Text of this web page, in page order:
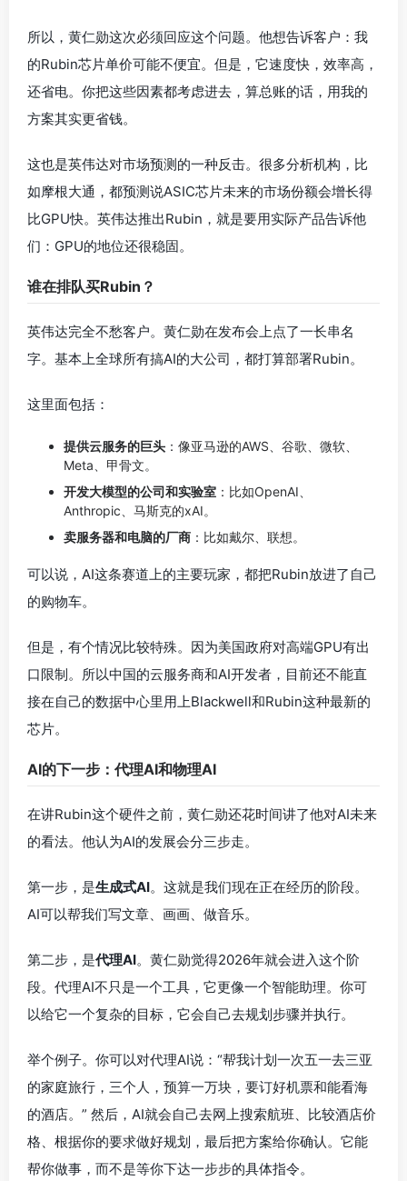
所以，黄仁勋这次必须回应这个问题。他想告诉客户：我
的Rubin芯片单价可能不便宜。但是，它速度快，效率高，
还省电。你把这些因素都考虑进去，算总账的话，用我的
方案其实更省钱。
这也是英伟达对市场预测的一种反击。很多分析机构，比
如摩根大通，都预测说ASIC芯片未来的市场份额会增长得
比GPU快。英伟达推出Rubin，就是要用实际产品告诉他
们：GPU的地位还很稳固。
谁在排队买Rubin？
英伟达完全不愁客户。黄仁勋在发布会上点了一长串名
字。基本上全球所有搞AI的大公司，都打算部署Rubin。
这里面包括：
提供云服务的巨头 ：像亚马逊的AWS、谷歌、微软、
Meta、甲骨文。
开发大模型的公司和实验室 ：比如OpenAI、
Anthropic、马斯克的xAI。
卖服务器和电脑的厂商 ：比如戴尔、联想。
可以说，AI这条赛道上的主要玩家，都把Rubin放进了自己
的购物车。
但是，有个情况比较特殊。因为美国政府对高端GPU有出
口限制。所以中国的云服务商和AI开发者，目前还不能直
接在自己的数据中心里用上Blackwell和Rubin这种最新的
芯片。
AI的下一步：代理AI和物理AI
在讲Rubin这个硬件之前，黄仁勋还花时间讲了他对AI未来
的看法。他认为AI的发展会分三步走。
第一步，是生成式AI。这就是我们现在正在经历的阶段。
AI可以帮我们写文章、画画、做音乐。
第二步，是代理AI。黄仁勋觉得2026年就会进入这个阶
段。代理AI不只是一个工具，它更像一个智能助理。你可
以给它一个复杂的目标，它会自己去规划步骤并执行。
举个例子。你可以对代理AI说：“帮我计划一次五一去三亚
的家庭旅行，三个人，预算一万块，要订好机票和能看海
的酒店。” 然后，AI就会自己去网上搜索航班、比较酒店价
格、根据你的要求做好规划，最后把方案给你确认。它能
帮你做事，而不是等你下达一步步的具体指令。